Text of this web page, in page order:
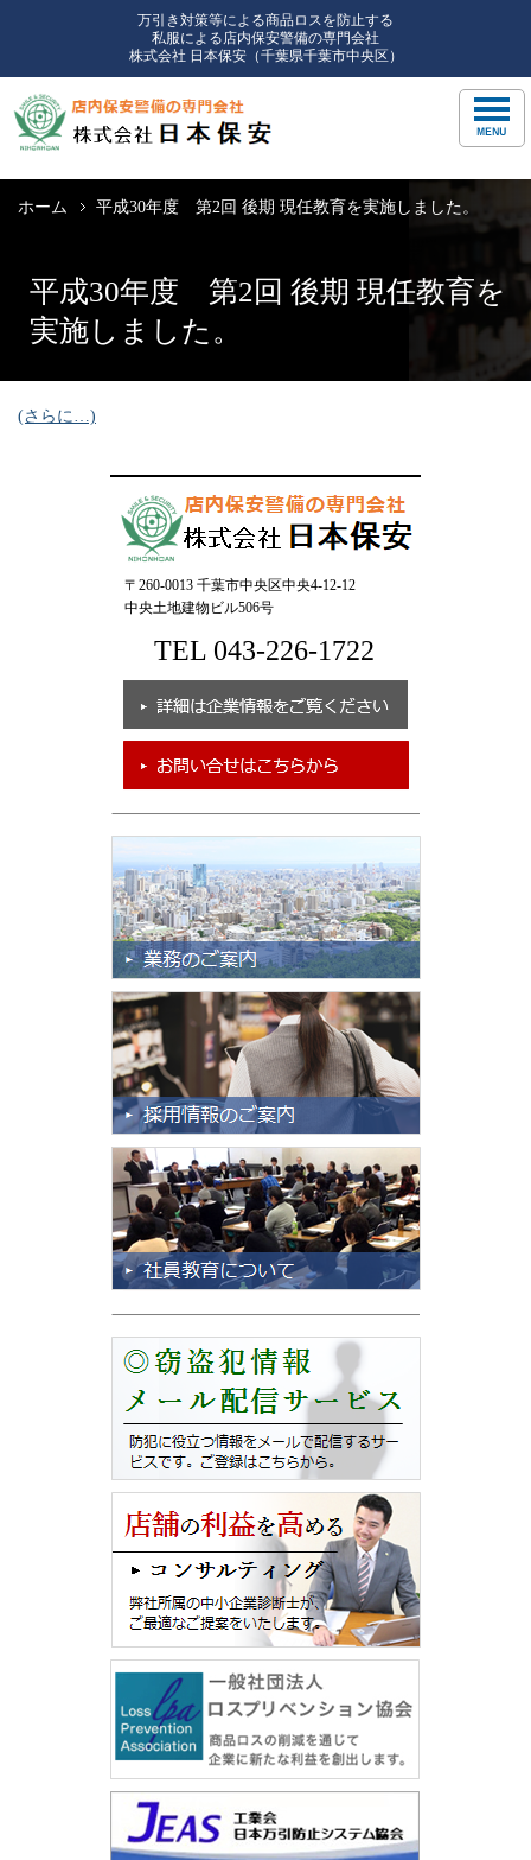
万引き対策等による商品ロスを防止する
私服による店内保安警備の専門会社
株式会社 日本保安（千葉県千葉市中央区）
ホーム 平成30年度 第2回 後期 現任教育を実施しました。
平成30年度 第2回 後期 現任教育を
実施しました。
(さらに…)
〒260-0013 千葉市中央区中央4-12-12
中央土地建物ビル506号
TEL 043-226-1722